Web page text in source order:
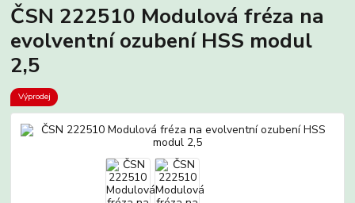
ČSN 222510 Modulová fréza na
evolventní ozubení HSS modul
2,5
Výprodej